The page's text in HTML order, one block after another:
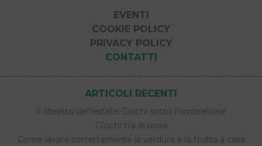
EVENTI
COOKIE POLICY
PRIVACY POLICY
CONTATTI
ARTICOLI RECENTI
Il libretto dell’estate: Giochi sotto l’ombrellone
Giochi tra le uova
Come lavare correttamente la verdura e la frutta a casa